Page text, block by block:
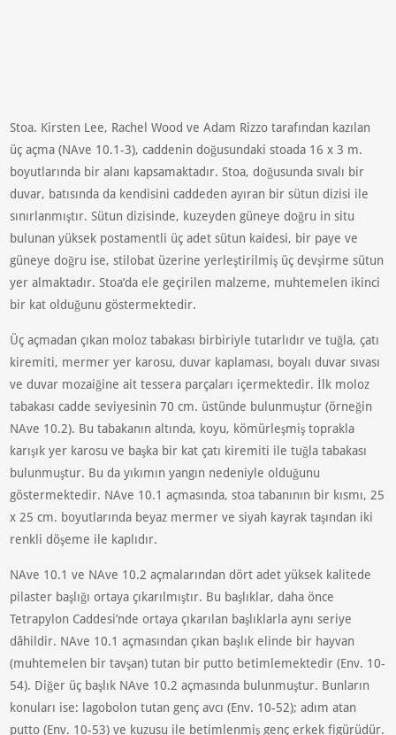
Stoa. Kirsten Lee, Rachel Wood ve Adam Rizzo tarafından kazılan
üç açma (NAve 10.1-3), caddenin doğusundaki stoada 16 x 3 m.
boyutlarında bir alanı kapsamaktadır. Stoa, doğusunda sıvalı bir
duvar, batısında da kendisini caddeden ayıran bir sütun dizisi ile
sınırlanmıştır. Sütun dizisinde, kuzeyden güneye doğru in situ
bulunan yüksek postamentli üç adet sütun kaidesi, bir paye ve
güneye doğru ise, stilobat üzerine yerleştirilmiş üç devşirme sütun
yer almaktadır. Stoa’da ele geçirilen malzeme, muhtemelen ikinci
bir kat olduğunu göstermektedir.
Üç açmadan çıkan moloz tabakası birbiriyle tutarlıdır ve tuğla, çatı
kiremiti, mermer yer karosu, duvar kaplaması, boyalı duvar sıvası
ve duvar mozaiğine ait tessera parçaları içermektedir. İlk moloz
tabakası cadde seviyesinin 70 cm. üstünde bulunmuştur (örneğin
NAve 10.2). Bu tabakanın altında, koyu, kömürleşmiş toprakla
karışık yer karosu ve başka bir kat çatı kiremiti ile tuğla tabakası
bulunmuştur. Bu da yıkımın yangın nedeniyle olduğunu
göstermektedir. NAve 10.1 açmasında, stoa tabanının bir kısmı, 25
x 25 cm. boyutlarında beyaz mermer ve siyah kayrak taşından iki
renkli döşeme ile kaplıdır.
NAve 10.1 ve NAve 10.2 açmalarından dört adet yüksek kalitede
pilaster başlığı ortaya çıkarılmıştır. Bu başlıklar, daha önce
Tetrapylon Caddesi’nde ortaya çıkarılan başlıklarla aynı seriye
dâhildir. NAve 10.1 açmasından çıkan başlık elinde bir hayvan
(muhtemelen bir tavşan) tutan bir putto betimlemektedir (Env. 10-
54). Diğer üç başlık NAve 10.2 açmasında bulunmuştur. Bunların
konuları ise: lagobolon tutan genç avcı (Env. 10-52); adım atan
putto (Env. 10-53) ve kuzusu ile betimlenmiş genç erkek figürüdür.